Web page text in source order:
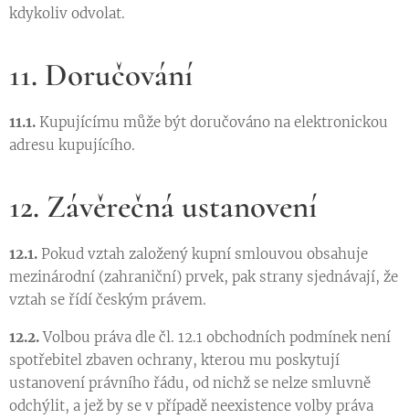
kdykoliv odvolat.
11. Doručování
11.1. Kupujícímu může být doručováno na elektronickou
adresu kupujícího.
12. Závěrečná ustanovení
12.1. Pokud vztah založený kupní smlouvou obsahuje
mezinárodní (zahraniční) prvek, pak strany sjednávají, že
vztah se řídí českým právem.
12.2.Volbou práva dle čl. 12.1 obchodních podmínek není
spotřebitel zbaven ochrany, kterou mu poskytují
ustanovení právního řádu, od nichž se nelze smluvně
odchýlit, a jež by se v případě neexistence volby práva